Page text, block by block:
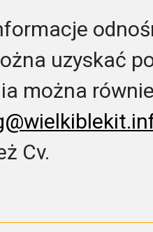
uzyskać
można
Cv.